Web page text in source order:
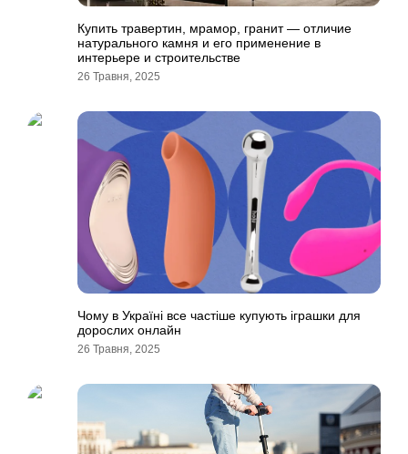
Купить травертин, мрамор, гранит — отличие
натурального камня и его применение в
интерьере и строительстве
26 Травня, 2025
Чому в Україні все частіше купують іграшки для
дорослих онлайн
26 Травня, 2025